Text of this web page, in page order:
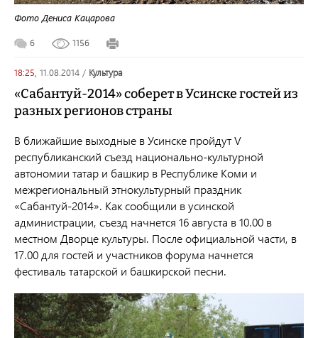
Фото Дениса Кацарова
6 1156
18:25, 11.08.2014 / культура
«Сабантуй-2014» соберет в Усинске гостей из
разных регионов страны
В ближайшие выходные в Усинске пройдутV
республиканский съезд национально-культурной
автономии татар и башкир в Республике Коми и
межрегиональный этнокультурный праздник
«Сабантуй-2014». Как сообщили в усинской
администрации, съезд начнется 16 августа в 10.00 в
местном Дворце культуры. После официальной части, в
17.00 для гостей и участников форума начнется
фестиваль татарской и башкирской песни.